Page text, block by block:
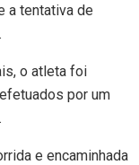
a tentativa de
o atleta foi
por um
e encaminhada